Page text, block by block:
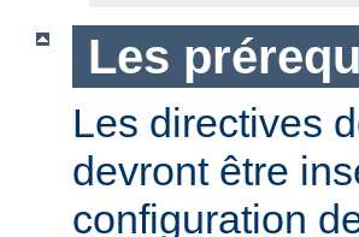
Les
Les directives
devront être
configuration